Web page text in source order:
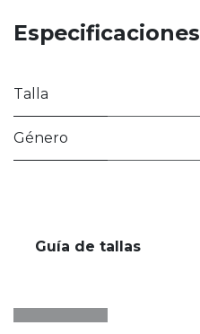
Especificaciones
Talla
Género
Guía de tallas